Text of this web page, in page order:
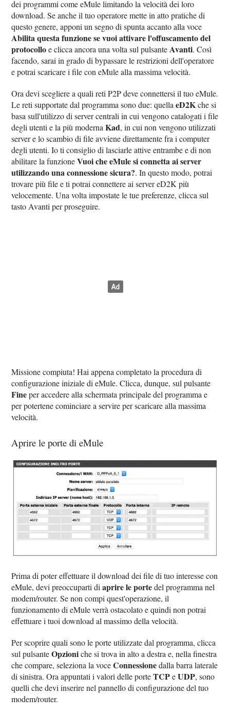
dei programmi come eMule limitando la velocità dei loro
download. Se anche il tuo operatore mette in atto pratiche di
questo genere, apponi un segno di spunta accanto alla voce
Abilita questa funzione se vuoi attivare l'offuscamento del
protocolloe clicca ancora una volta sul pulsante Avanti. Così
facendo, sarai in grado di bypassare le restrizioni dell'operatore
e potrai scaricare i file con eMule alla massima velocità.
Ora devi scegliere a quali reti P2P deve connettersi il tuo eMule.
Le reti supportate dal programma sono due: quellaeD2Kche si
basa sull'utilizzo di server centrali in cui vengono catalogati i file
degli utenti e la più modernaKad, in cui non vengono utilizzati
server e lo scambio di file avviene direttamente fra i computer
degli utenti. Io ti consiglio di lasciarle attive entrambe e di non
abilitare la funzioneVuoi che eMule si connetta ai server
utilizzando una connessione sicura?. In questo modo, potrai
trovare più file e ti potrai connettere ai server eD2K più
velocemente. Una volta impostate le tue preferenze, clicca sul
tasto Avanti per proseguire.
Missione compiuta! Hai appena completato la procedura di
configurazione iniziale di eMule. Clicca, dunque, sul pulsante
Fineper accedere alla schermata principale del programma e
per potertene cominciare a servire per scaricare alla massima
velocità.
Aprire le porte di eMule
Prima di poter effettuare il download dei file di tuo interesse con
eMule, devi preoccuparti diaprire le portedel programma nel
modem/router. Se non compi quest'operazione, il
funzionamento di eMule verrà ostacolato e quindi non potrai
effettuare i tuoi download al massimo della velocità.
Per scoprire quali sono le porte utilizzate dal programma, clicca
sul pulsanteOpzioniche si trova in alto a destra e, nella finestra
che compare, seleziona la voceConnessionedalla barra laterale
di sinistra. Ora appuntati i valori delle porteTCPeUDP, sono
quelli che devi inserire nel pannello di configurazione del tuo
modem/router.